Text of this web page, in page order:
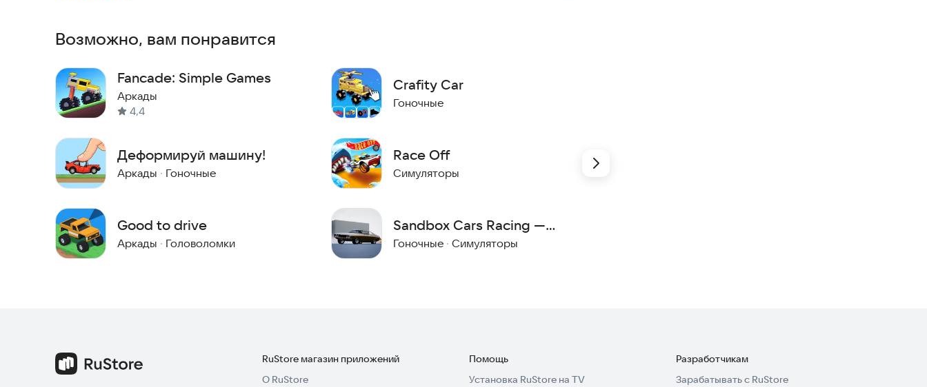
Возможно, вам понравится
Fancade: Simple Games
Аркады
4,4
Деформируй машину!
Аркады · Гоночные
Good to drive
Аркады · Головоломки
Crafity Car
Гоночные
Race Off
Симуляторы
Sandbox Cars Racing —
Онлайн
Гоночные · Симуляторы
RuStore магазин приложений
О RuStore
Помощь
Установка RuStore на TV
Разработчикам
Зарабатывать с RuStore